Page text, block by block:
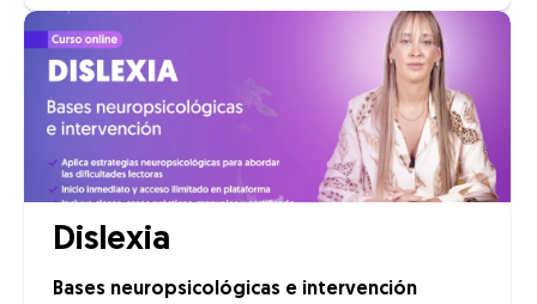
Dislexia
Bases neuropsicológicas e intervención